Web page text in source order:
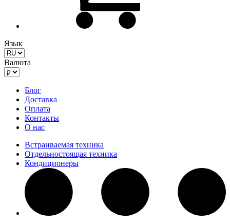
Язык
Валюта
Блог
Доставка
Оплата
Контакты
О нас
Встраиваемая техника
Отдельностоящая техника
Кондиционеры